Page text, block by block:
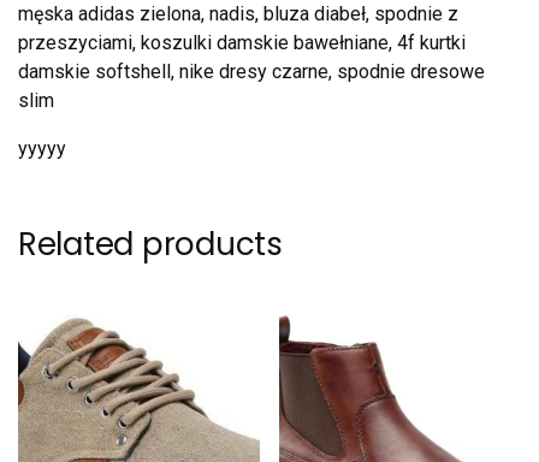
męska adidas zielona, nadis, bluza diabeł, spodnie z
przeszyciami, koszulki damskie bawełniane, 4f kurtki
damskie softshell, nike dresy czarne, spodnie dresowe
slim
yyyyy
Related products